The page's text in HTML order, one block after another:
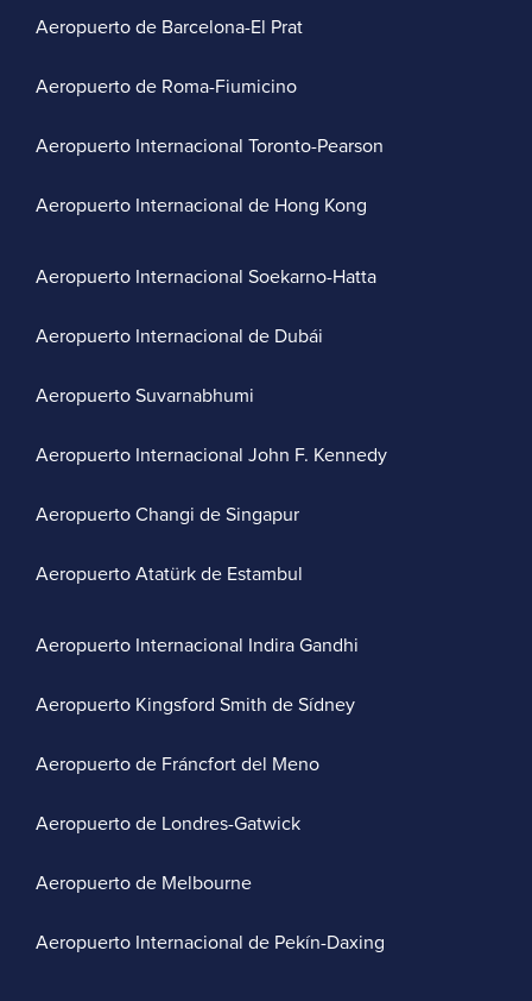
Aeropuerto de Barcelona-El Prat
Aeropuerto de Roma-Fiumicino
Aeropuerto Internacional Toronto-Pearson
Aeropuerto Internacional de Hong Kong
Aeropuerto Internacional Soekarno-Hatta
Aeropuerto Internacional de Dubái
Aeropuerto Suvarnabhumi
Aeropuerto Internacional John F. Kennedy
Aeropuerto Changi de Singapur
Aeropuerto Atatürk de Estambul
Aeropuerto Internacional Indira Gandhi
Aeropuerto Kingsford Smith de Sídney
Aeropuerto de Fráncfort del Meno
Aeropuerto de Londres-Gatwick
Aeropuerto de Melbourne
Aeropuerto Internacional de Pekín-Daxing